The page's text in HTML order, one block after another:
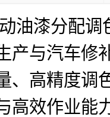
油漆分配调
产与汽车修
、高精度调
高效作业能